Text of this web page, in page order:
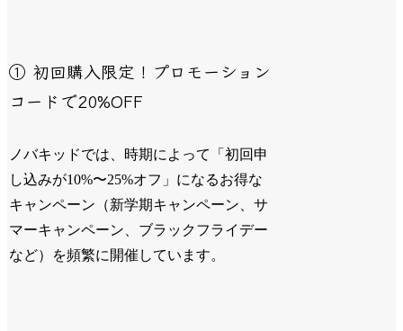
① 初回購入限定！プロモーション
コードで20%OFF
ノバキッドでは、時期によって「初回申
し込みが10%〜25%オフ」になるお得な
キャンペーン（新学期キャンペーン、サ
マーキャンペーン、ブラックフライデー
など）を頻繁に開催しています。